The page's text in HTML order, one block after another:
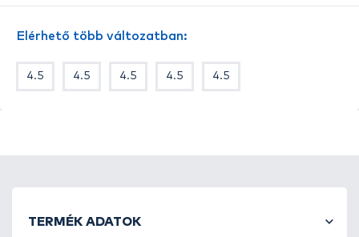
Elérhető több változatban:
4.5 4.5 4.5 4.5 4.5
TERMÉK ADATOK